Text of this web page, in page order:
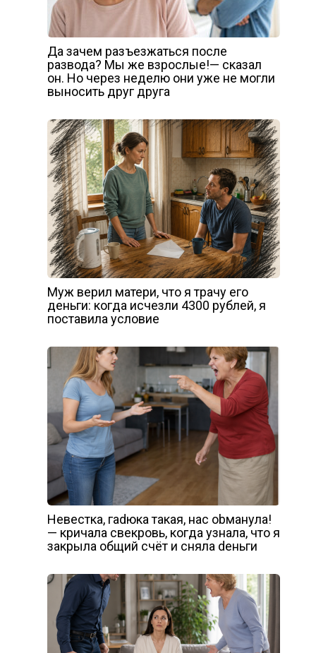
Да зачем разъезжаться после
развода? Мы же взрослые!— сказал
он. Но через неделю они уже не могли
выносить друг друга
Муж верил матери, что я трачу его
деньги: когда исчезли 4300 рублей, я
поставила условие
Невестка, гаdюка такая, нас оbманула!
— кричала свекровь, когда узнала, что я
закрыла общий счёт и сняла dеньги